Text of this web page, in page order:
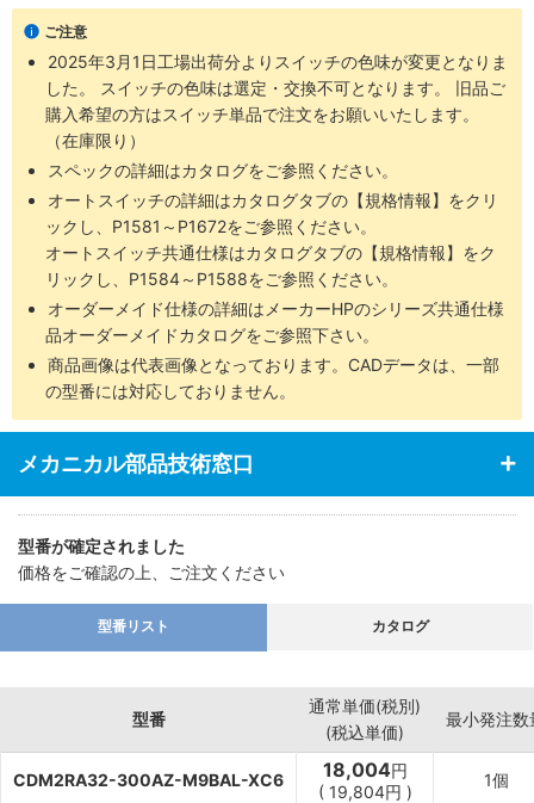
ーにより直接取付ができるシリンダです
・省スペースを実現
・取付精度・強度の向上
・前面取付形と底面取付形の2種類の取付形式
ご注意
2025年3月1日工場出荷分よりスイッチの色味が変更となりま
した。 スイッチの色味は選定・交換不可となります。 旧品ご
購入希望の方はスイッチ単品で注文をお願いいたします。
（在庫限り）
スペックの詳細はカタログをご参照ください。
オートスイッチの詳細はカタログタブの【規格情報】をクリ
ックし、P1581～P1672をご参照ください。
オートスイッチ共通仕様はカタログタブの【規格情報】をク
リックし、P1584～P1588をご参照ください。
オーダーメイド仕様の詳細はメーカーHPのシリーズ共通仕様
品オーダーメイドカタログをご参照下さい。
商品画像は代表画像となっております。CADデータは、一部
の型番には対応しておりません。
メカニカル部品技術窓口
型番が確定されました
価格をご確認の上、ご注文ください
型番リスト カタログ
型番
通常単価(税別)
(税込単価)
最小発注数
CDM2RA32-300AZ-M9BAL-XC6 18,004円
( 19,804円 )
1個